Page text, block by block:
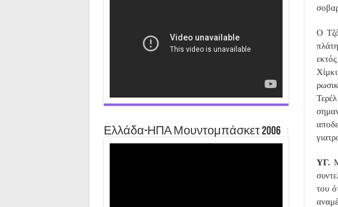
Ο
Τερέλ
ΥΓ.
του
Ελλάδα-ΗΠΑ Μουντομπάσκετ 2006